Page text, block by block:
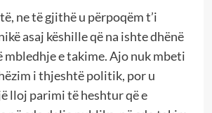
ne të gjithë u përpoqëm t’i
asaj këshille që na ishte dhënë
mbledhje e takime. Ajo nuk mbeti
i thjeshtë politik, por u
lloj parimi të heshtur që e